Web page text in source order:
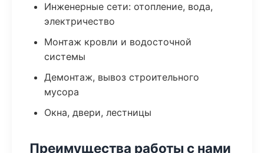
Инженерные сети: отопление, вода,
электричество
Монтаж кровли и водосточной
системы
Демонтаж, вывоз строительного
мусора
Окна, двери, лестницы
Преимущества работы с нами